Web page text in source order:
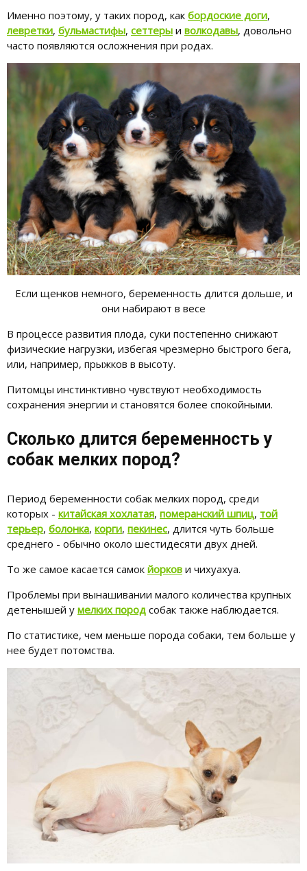
Именно поэтому, у таких пород, как бордоские доги,
левретки, бульмастифы, сеттеры и волкодавы, довольно
часто появляются осложнения при родах.
Если щенков немного, беременность длится дольше, и
они набирают в весе
В процессе развития плода, суки постепенно снижают
физические нагрузки, избегая чрезмерно быстрого бега,
или, например, прыжков в высоту.
Питомцы инстинктивно чувствуют необходимость
сохранения энергии и становятся более спокойными.
Сколько длится беременность у
собак мелких пород?
Период беременности собак мелких пород, среди
которых - китайская хохлатая, померанский шпиц, той
терьер, болонка, корги, пекинес, длится чуть больше
среднего - обычно около шестидесяти двух дней.
То же самое касается самок йорков и чихуахуа.
Проблемы при вынашивании малого количества крупных
детенышей у мелких пород собак также наблюдается.
По статистике, чем меньше порода собаки, тем больше у
нее будет потомства.